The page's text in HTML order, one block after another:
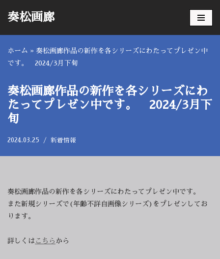
テ
ン
へ
ス
キ
プ
奏松画廊
ホーム » 奏松画廊作品の新作を各シリーズにわたってプレゼン中
です。 2024/3月下旬
奏松画廊作品の新作を各シリーズにわ
たってプレゼン中です。 2024/3月下
旬
2024.03.25 新着情報
奏松画廊作品の新作を各シリーズにわたってプレゼン中です。
また新規シリーズで(年齢不詳自画像シリーズ)をプレゼンしてお
ります。
詳しくは こちら から